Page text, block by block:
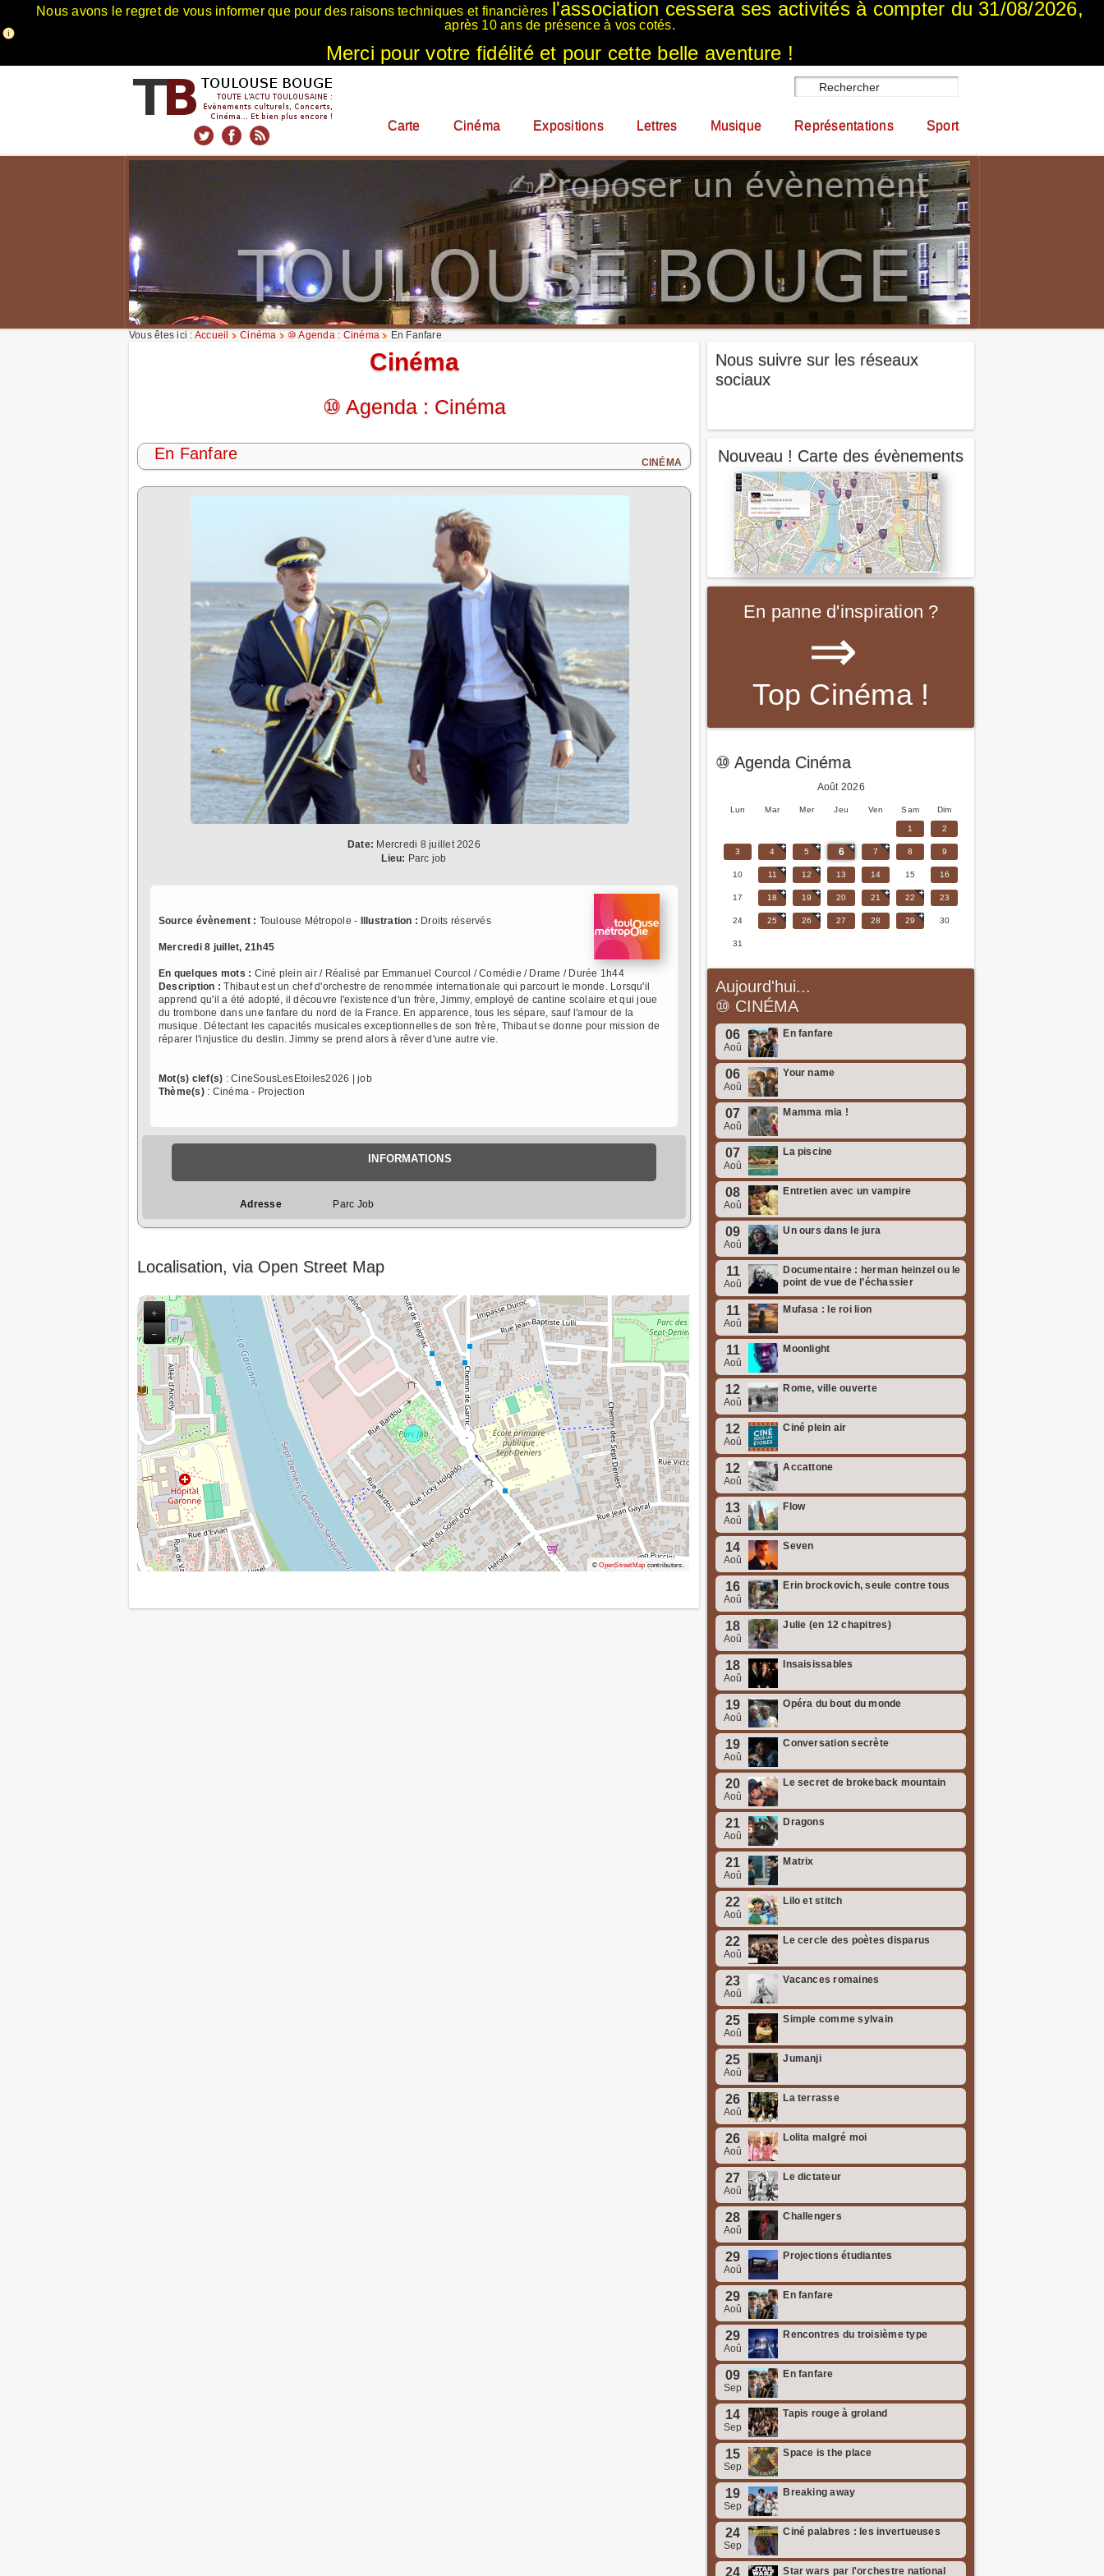
Nous avons le regret de vous informer que pour des raisons techniques et financières l'association cessera ses activités à compter du 31/08/2026,
après 10 ans de présence à vos cotés.
Merci pour votre fidélité et pour cette belle aventure !
Carte Cinéma Expositions Lettres Musique Représentations Sport
Vous êtes ici : Accueil Cinéma ⑩ Agenda : Cinéma En Fanfare
Cinéma
⑩ Agenda : Cinéma
En Fanfare CINÉMA
Date: Mercredi 8 juillet 2026
Lieu: Parc job
Source évènement : Toulouse Métropole - Illustration : Droits réservés
Mercredi 8 juillet, 21h45
En quelques mots : Ciné plein air / Réalisé par Emmanuel Courcol / Comédie / Drame / Durée 1h44
Description : Thibaut est un chef d'orchestre de renommée internationale qui parcourt le monde. Lorsqu'il
apprend qu'il a été adopté, il découvre l'existence d'un frère, Jimmy, employé de cantine scolaire et qui joue
du trombone dans une fanfare du nord de la France. En apparence, tous les sépare, sauf l'amour de la
musique. Détectant les capacités musicales exceptionnelles de son frère, Thibaut se donne pour mission de
réparer l'injustice du destin. Jimmy se prend alors à rêver d'une autre vie.
Mot(s) clef(s) : CineSousLesEtoiles2026 | job
Thème(s): Cinéma - Projection
INFORMATIONS
Adresse Parc Job
Localisation, via Open Street Map
+
−
©OpenStreetMapcontributors.
Nous suivre sur les réseaux
sociaux
Nouveau ! Carte des évènements
En panne d'inspiration ?
⇒
Top Cinéma !
⑩ Agenda Cinéma
Août 2026
Lun Mar Mer Jeu Ven Sam Dim
1 2
3 4 5 6 7 8 9
10 11 12 13 14 15 16
17 18 19 20 21 22 23
24 25 26 27 28 29 30
31
Aujourd'hui...
⑩ CINÉMA
06
Aoû
En fanfare
06
Aoû
Your name
07
Aoû
Mamma mia !
07
Aoû
La piscine
08
Aoû
Entretien avec un vampire
09
Aoû
Un ours dans le jura
11
Aoû
Documentaire : herman heinzel ou le
point de vue de l’échassier
11
Aoû
Mufasa : le roi lion
11
Aoû
Moonlight
12
Aoû
Rome, ville ouverte
12
Aoû
Ciné plein air
12
Aoû
Accattone
13
Aoû
Flow
14
Aoû
Seven
16
Aoû
Erin brockovich, seule contre tous
18
Aoû
Julie (en 12 chapitres)
18
Aoû
Insaisissables
19
Aoû
Opéra du bout du monde
19
Aoû
Conversation secrète
20
Aoû
Le secret de brokeback mountain
21
Aoû
Dragons
21
Aoû
Matrix
22
Aoû
Lilo et stitch
22
Aoû
Le cercle des poètes disparus
23
Aoû
Vacances romaines
25
Aoû
Simple comme sylvain
25
Aoû
Jumanji
26
Aoû
La terrasse
26
Aoû
Lolita malgré moi
27
Aoû
Le dictateur
28
Aoû
Challengers
29
Aoû
Projections étudiantes
29
Aoû
En fanfare
29
Aoû
Rencontres du troisième type
09
Sep
En fanfare
14
Sep
Tapis rouge à groland
15
Sep
Space is the place
19
Sep
Breaking away
24
Sep
Ciné palabres : les invertueuses
24 Star wars par l'orchestre national